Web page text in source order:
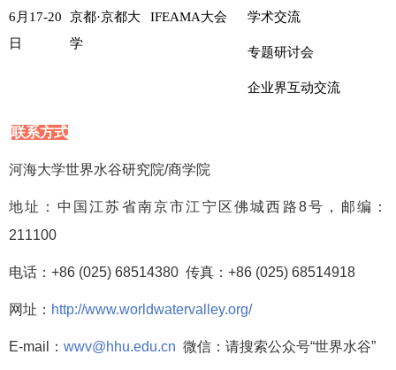
6月17-20
日
京都·京都大
学
IFEAMA大会 学术交流
专题研讨会
企业界互动交流
联系方式
河海大学世界水谷研究院/商学院
地址：中国江苏省南京市江宁区佛城西路8号，邮编：
211100
电话：+86 (025) 68514380 传真：+86 (025) 68514918
网址： http://www.worldwatervalley.org/
E-mail： wwv@hhu.edu.cn 微信：请搜索公众号“世界水谷”